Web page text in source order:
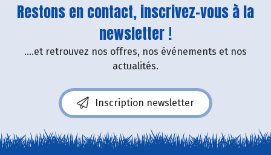
Restons en contact, inscrivez-vous à la
newsletter !
....et retrouvez nos offres, nos événements et nos
actualités.
Inscription newsletter